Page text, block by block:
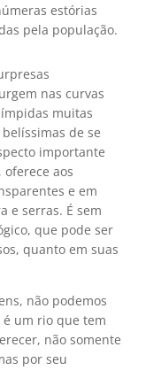
estórias
pela população.
nas curvas
muitas
de se
importante
aos
e em
e serras. É sem
que pode ser
quanto em suas
não podemos
um rio que tem
não somente
por seu